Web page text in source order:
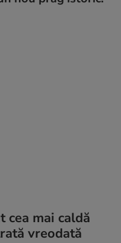
cea mai caldă
vreodată